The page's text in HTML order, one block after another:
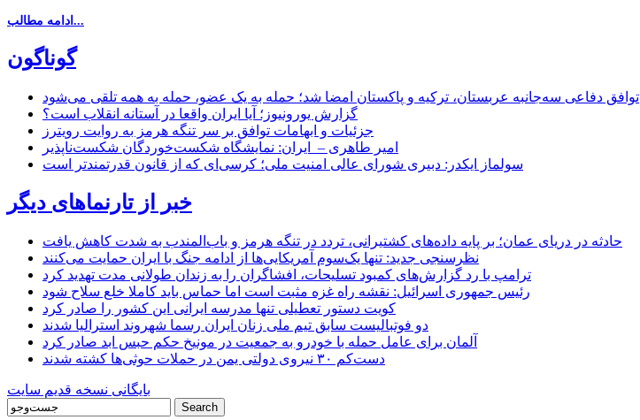
ادامه مطالب...
گوناگون
توافق دفاعی سه‌جانبه عربستان، ترکیه و پاکستان امضا شد؛ حمله به یک عضو، حمله به همه تلقی می‌شود
گزارش یورونیوز؛ آیا ایران واقعا در آستانه انقلاب است؟
جزئیات و ابهامات توافق بر سر تنگه هرمز به روایت رویترز
امیر طاهری – ایران: نمایشگاه شکست‌خوردگان شکست‌ناپذیر
سولماز ایکدر: دبیری شورای عالی امنیت ملی؛ کرسی‌ای که از قانون قدرتمندتر است
خبر از تارنماهای دیگر
حادثه در دریای عمان؛ بر پایه داده‌های کشتیرانی، تردد در تنگه هرمز و باب‌المندب به شدت کاهش یافت
نظرسنجی جدید: تنها یک‌سوم آمریکایی‌ها از ادامه جنگ با ایران حمایت می‌کنند
ترامپ با رد گزارش‌های کمبود تسلیحات، افشاگران را به زندان طولانی مدت تهدید کرد
رئیس‌ جمهوری اسرائیل: نقشه راه غزه مثبت است اما حماس باید کاملا خلع سلاح شود
کویت دستور تعطیلی تنها مدرسه ایرانی این کشور را صادر کرد
دو فوتبالیست سابق تیم ملی زنان ایران رسما شهروند استرالیا شدند
آلمان برای عامل حمله با خودرو به جمعیت در مونیخ حکم حبس ابد صادر کرد
دست‌کم ۳۰ نیروی دولتی یمن در حملات حوثی‌ها کشته شدند
بایگانی نسخه قدیم سایت